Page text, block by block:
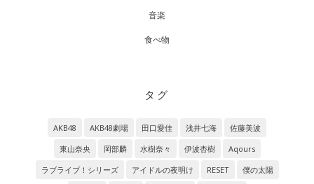
音楽
食べ物
タグ
AKB48 AKB48劇場 田口愛佳 浅井七海
佐藤美波
東山奈央
岡部麟 水樹奈々 伊波杏樹
Aqours
ラブライブ！シリーズ
アイドルの夜明け RESET
僕の太陽